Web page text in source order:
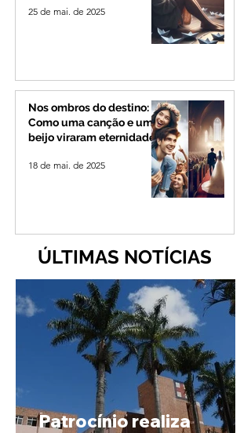
25 de mai. de 2025
Nos ombros do destino:
Como uma canção e um
beijo viraram eternidade
18 de mai. de 2025
ÚLTIMAS NOTÍCIAS
Patrocínio realiza